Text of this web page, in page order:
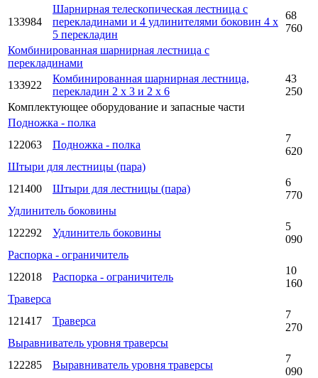
133984
Шарнирная телескопическая лестница с
перекладинами и 4 удлинителями боковин 4 x
5 перекладин
68
760
Комбинированная шарнирная лестница с
перекладинами
133922
Комбинированная шарнирная лестница,
перекладин 2 x 3 и 2 x 6
43
250
Комплектующее оборудование и запасные части
Подножка - полка
122063
Подножка - полка
7
620
Штыри для лестницы (пара)
121400
Штыри для лестницы (пара)
6
770
Удлинитель боковины
122292
Удлинитель боковины
5
090
Распорка - ограничитель
122018
Распорка - ограничитель
10
160
Траверса
121417
Траверса
7
270
Выравниватель уровня траверсы
122285
Выравниватель уровня траверсы
7
090